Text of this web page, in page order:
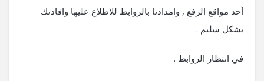
أحد مواقع الرفع , وامدادنا بالروابط للاطلاع عليها وافادتك
بشكل سليم .
في انتظار الروابط .